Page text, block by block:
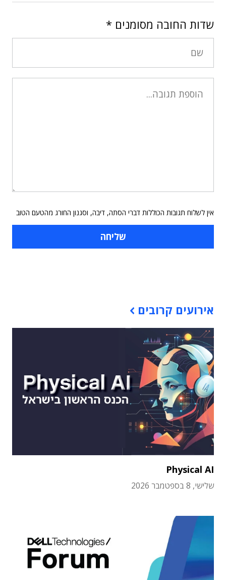
שדות החובה מסומנים *
אין לשלוח תגובות הכוללות דברי הסתה, דיבה, וסגנון החורג מהטעם הטוב
אירועים קרובים
Physical AI
שלישי, 8 בספטמבר 2026